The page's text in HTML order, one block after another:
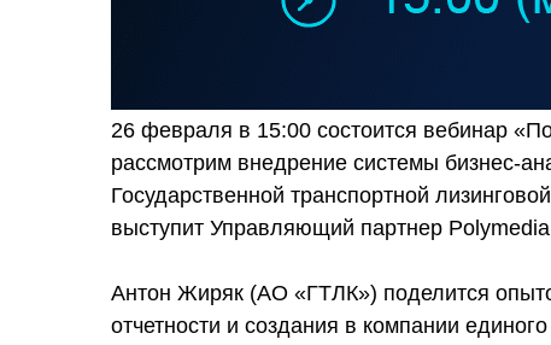
26 февраля в 15:00 состоится вебинар
рассмотрим внедрение системы бизнес-
Государственной транспортной
выступит Управляющий партнер
Антон Жиряк (АО «ГТЛК») поделится
отчетности и создания в компании